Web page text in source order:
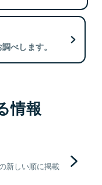
べします。
情報
新しい順に掲載